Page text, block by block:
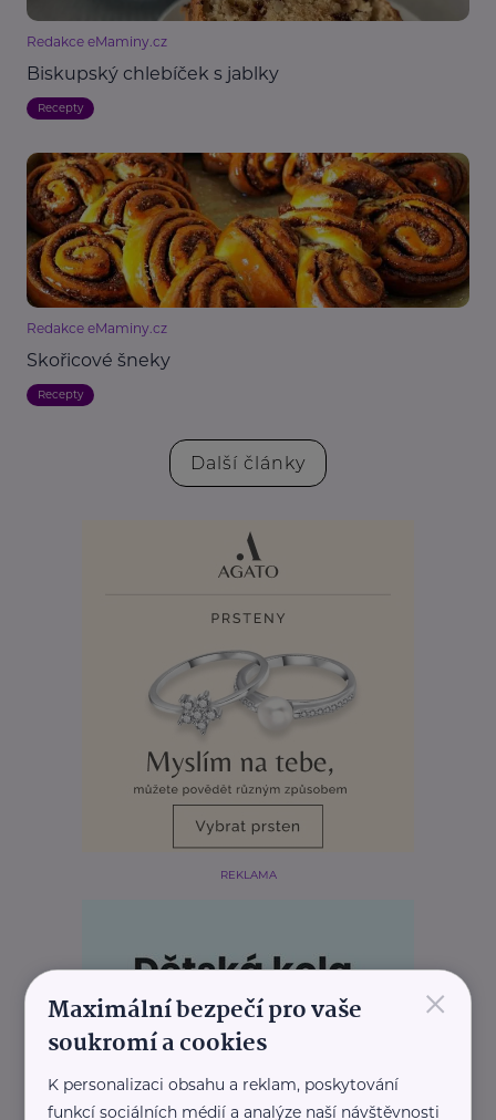
Redakce eMaminy.cz
Biskupský chlebíček s jablky
Recepty
Redakce eMaminy.cz
Skořicové šneky
Recepty
Další články
REKLAMA
×
Maximální bezpečí pro vaše
soukromí a cookies
K personalizaci obsahu a reklam, poskytování
funkcí sociálních médií a analýze naší návštěvnosti